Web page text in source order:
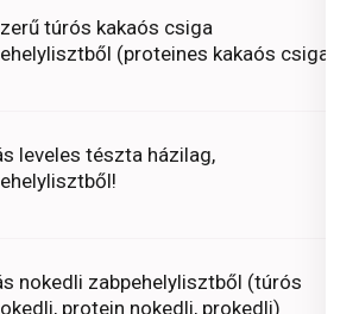
túrós kakaós csiga
(proteines kakaós csiga)
leveles tészta házilag,
nokedli zabpehelylisztből (túrós
protein nokedli, prokedli)